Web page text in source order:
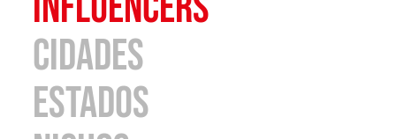
cidades
estados